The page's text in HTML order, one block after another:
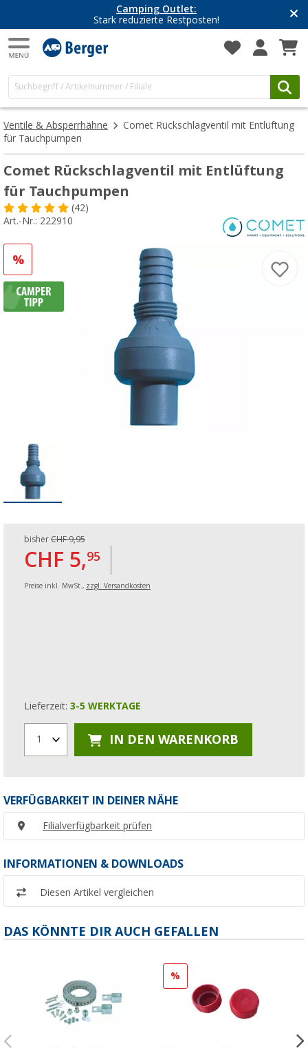
Camping Outlet:
Stark reduzierte Restposten!
Ventile & Absperrhähne
Comet Rückschlagventil mit Entlüftung
für Tauchpumpen
Comet Rückschlagventil mit Entlüftung
für Tauchpumpen
(42)
Art.-Nr.: 222910
%
bisher CHF 9,95
CHF 5,95
Preise inkl. MwSt., zzgl. Versandkosten
Lieferzeit: 3-5 WERKTAGE
1 IN DEN WARENKORB
VERFÜGBARKEIT IN DEINER NÄHE
Filialverfügbarkeit prüfen
INFORMATIONEN & DOWNLOADS
Diesen Artikel vergleichen
DAS KÖNNTE DIR AUCH GEFALLEN
%